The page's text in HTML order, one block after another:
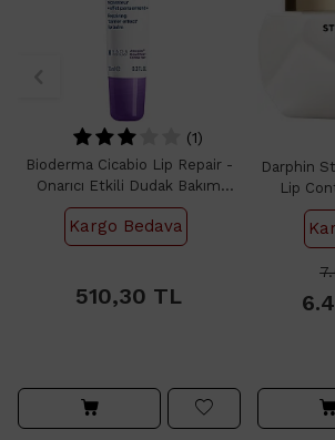
(1)
Bioderma Cicabio Lip Repair -
Onarıcı Etkili Dudak Bakım
Kremi 10ml
Kargo Bedava
510,30 TL
Darphin
Lip
Çevresi